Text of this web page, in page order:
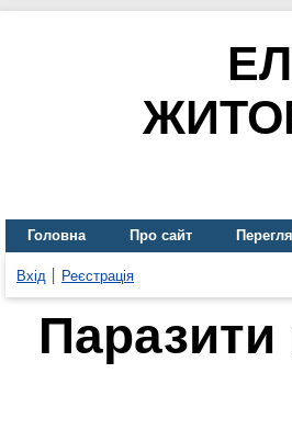
Головна Про сайт
Вхід Реєстрація
Паразити